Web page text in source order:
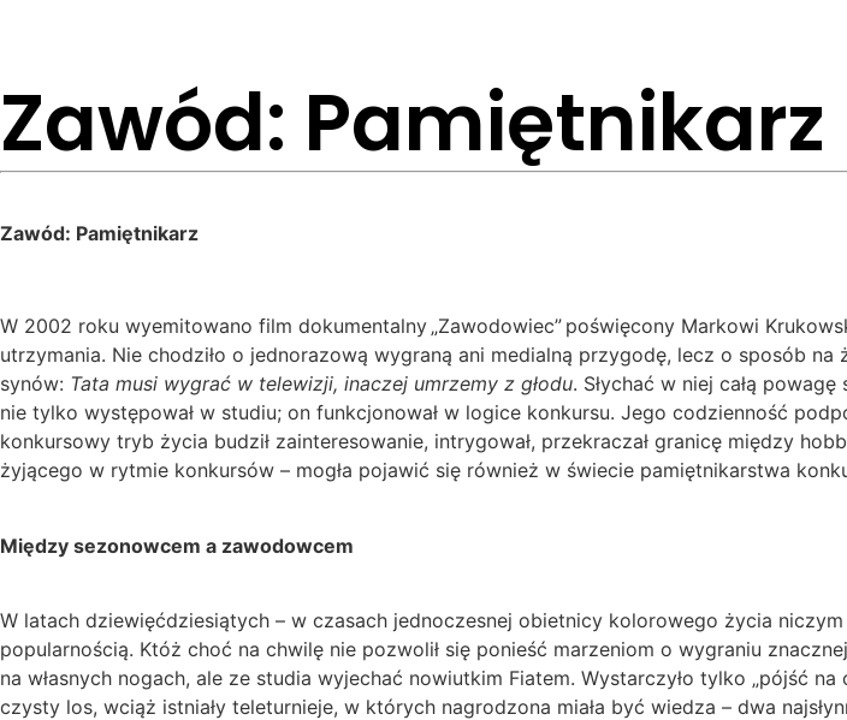
Zawód: Pamiętnikarz
Zawód: Pamiętnikarz
W 2002 roku wyemitowano film dokumentalny „Zawodowiec” poświęcony Markowi
utrzymania. Nie chodziło o jednorazową wygraną ani medialną przygodę, lecz o sposób
synów: Tata musi wygrać w telewizji, inaczej umrzemy z głodu. Słychać w niej całą
nie tylko występował w studiu; on funkcjonował w logice konkursu. Jego codzienność
konkursowy tryb życia budził zainteresowanie, intrygował, przekraczał granicę między
żyjącego w rytmie konkursów – mogła pojawić się również w świecie pamiętnikarstwa
Między sezonowcem a zawodowcem
W latach dziewięćdziesiątych – w czasach jednoczesnej obietnicy kolorowego życia
popularnością. Któż choć na chwilę nie pozwolił się ponieść marzeniom o wygraniu
na własnych nogach, ale ze studia wyjechać nowiutkim Fiatem. Wystarczyło tylko „pójść
czysty los, wciąż istniały teleturnieje, w których nagrodzona miała być wiedza – dwa